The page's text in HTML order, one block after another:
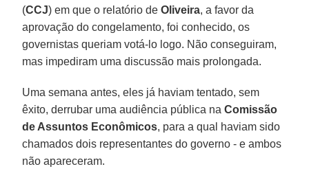
(CCJ) em que o relatório deOliveira, a favor da
aprovação do congelamento, foi conhecido, os
governistas queriam votá-lo logo. Não conseguiram,
mas impediram uma discussão mais prolongada.
Uma semana antes, eles já haviam tentado, sem
êxito, derrubar uma audiência pública naComissão
de Assuntos Econômicos, para a qual haviam sido
chamados dois representantes do governo - e ambos
não apareceram.